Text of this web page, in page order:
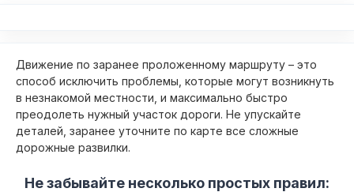
Движение по заранее проложенному маршруту – это
способ исключить проблемы, которые могут возникнуть
в незнакомой местности, и максимально быстро
преодолеть нужный участок дороги. Не упускайте
деталей, заранее уточните по карте все сложные
дорожные развилки.
Не забывайте несколько простых правил: